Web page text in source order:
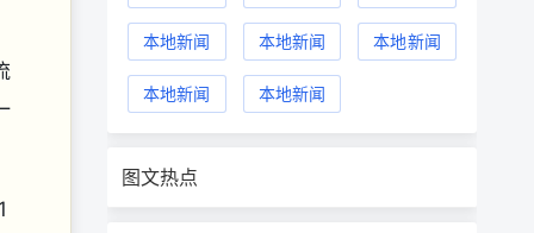
本地新闻 本地新闻 本地新闻
本地新闻 本地新闻
图文热点